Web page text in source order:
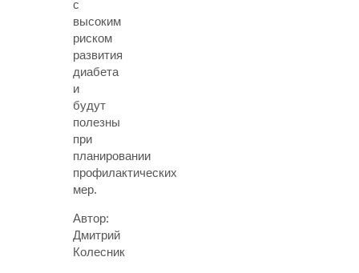
с
высоким
риском
развития
диабета
и
будут
полезны
при
планировании
профилактических
мер.
Автор:
Дмитрий
Колесник